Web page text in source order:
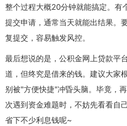
整个过程大概20分钟就能搞定。有
提交申请，通常当天就能出结果。
复提交，容易触发风控。
最后想说的是，公积金网上贷款平
道，但终究是借来的钱。建议大家
别被"方便快捷"冲昏头脑。毕竟，
次遇到资金难题时，不妨先看看自
省下不少利息钱呢~